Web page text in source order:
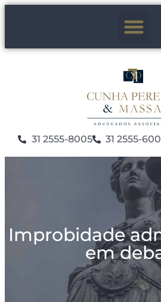
31 2555-8005 31 2555-
Improbidade
em